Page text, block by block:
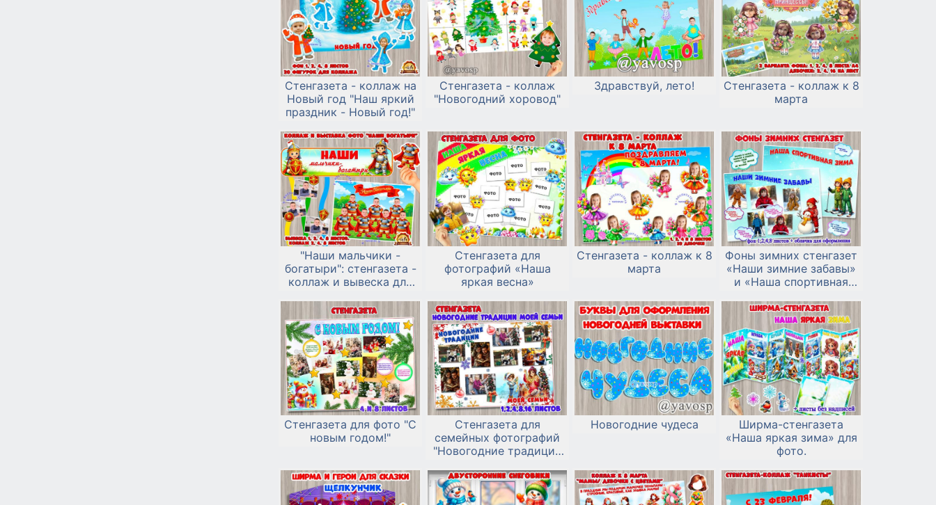
Стенгазета - коллаж на
Новый год "Наш яркий
праздник - Новый год!"
Стенгазета - коллаж
"Новогодний хоровод"
Здравствуй, лето!
Стенгазета - коллаж к 8
марта
"Наши мальчики -
богатыри": стенгазета -
коллаж и вывеска для
февраля и дню
мальчиков
Стенгазета для
фотографий «Наша
яркая весна»
Стенгазета - коллаж к 8
марта
Фоны зимних стенгазет
«Наши зимние забавы»
и «Наша спортивная
Стенгазета для фото "С
новым годом!"
Стенгазета для
семейных фотографий
"Новогодние традиции
Новогодние чудеса
Ширма-стенгазета
«Наша яркая зима» для
фото.